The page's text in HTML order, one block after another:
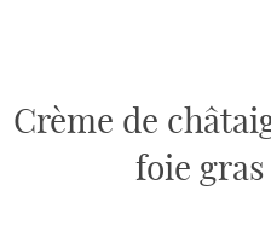
Crème de
foie